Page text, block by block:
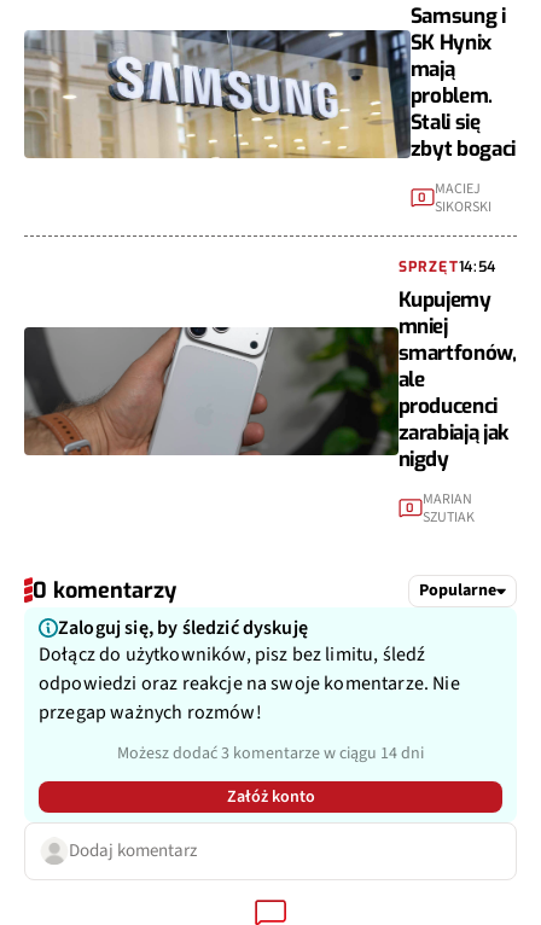
Samsung i
SK Hynix
mają
problem.
Stali się
zbyt bogaci
0 MACIEJ
SIKORSKI
SPRZĘT14:54
Kupujemy
mniej
smartfonów,
ale
producenci
zarabiają jak
nigdy
0 MARIAN
SZUTIAK
0 komentarzy Popularne
Zaloguj się, by śledzić dyskuję
Dołącz do użytkowników, pisz bez limitu, śledź
odpowiedzi oraz reakcje na swoje komentarze. Nie
przegap ważnych rozmów!
Możesz dodać 3 komentarze w ciągu 14 dni
Załóż konto
Dodaj komentarz